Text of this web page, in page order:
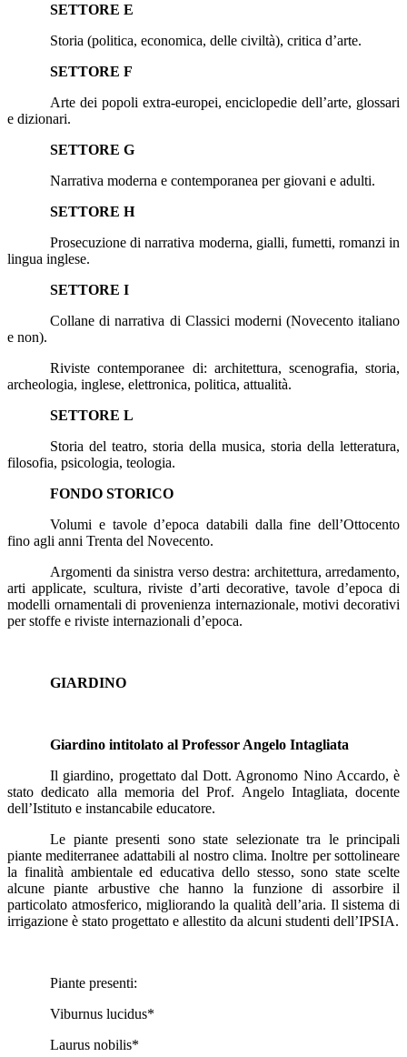
SETTORE E
Storia (politica, economica, delle civiltà), critica d’arte.
SETTORE F
Arte dei popoli extra-europei, enciclopedie dell’arte, glossari
e dizionari.
SETTORE G
Narrativa moderna e contemporanea per giovani e adulti.
SETTORE H
Prosecuzione di narrativa moderna, gialli, fumetti, romanzi in
lingua inglese.
SETTORE I
Collane di narrativa di Classici moderni (Novecento italiano
e non).
Riviste contemporanee di: architettura, scenografia, storia,
archeologia, inglese, elettronica, politica, attualità.
SETTORE L
Storia del teatro, storia della musica, storia della letteratura,
filosofia, psicologia, teologia.
FONDO STORICO
Volumi e tavole d’epoca databili dalla fine dell’Ottocento
fino agli anni Trenta del Novecento.
Argomenti da sinistra verso destra: architettura, arredamento,
arti applicate, scultura, riviste d’arti decorative, tavole d’epoca di
modelli ornamentali di provenienza internazionale, motivi decorativi
per stoffe e riviste internazionali d’epoca.
GIARDINO
Giardino intitolato al Professor Angelo Intagliata
Il giardino, progettato dal Dott. Agronomo Nino Accardo, è
stato dedicato alla memoria del Prof. Angelo Intagliata, docente
dell’Istituto e instancabile educatore.
Le piante presenti sono state selezionate tra le principali
piante mediterranee adattabili al nostro clima. Inoltre per sottolineare
la finalità ambientale ed educativa dello stesso, sono state scelte
alcune piante arbustive che hanno la funzione di assorbire il
particolato atmosferico, migliorando la qualità dell’aria. Il sistema di
irrigazione è stato progettato e allestito da alcuni studenti dell’IPSIA.
Piante presenti:
Viburnus lucidus*
Laurus nobilis*